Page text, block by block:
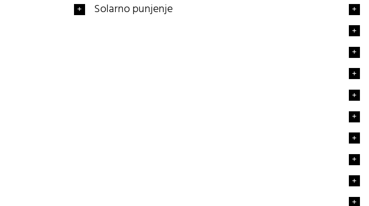
Solarno punjenje